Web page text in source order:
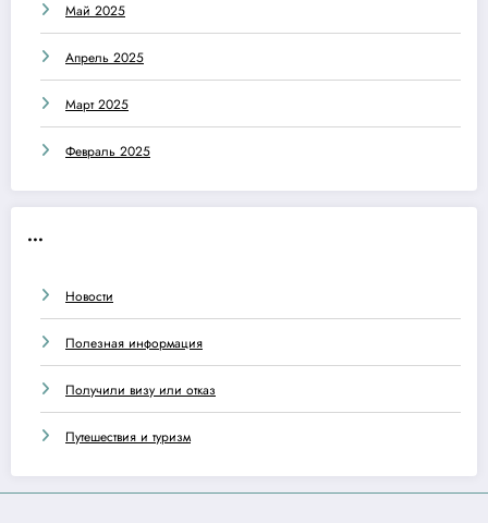
Май 2025
Апрель 2025
Март 2025
Февраль 2025
...
Новости
Полезная информация
Получили визу или отказ
Путешествия и туризм